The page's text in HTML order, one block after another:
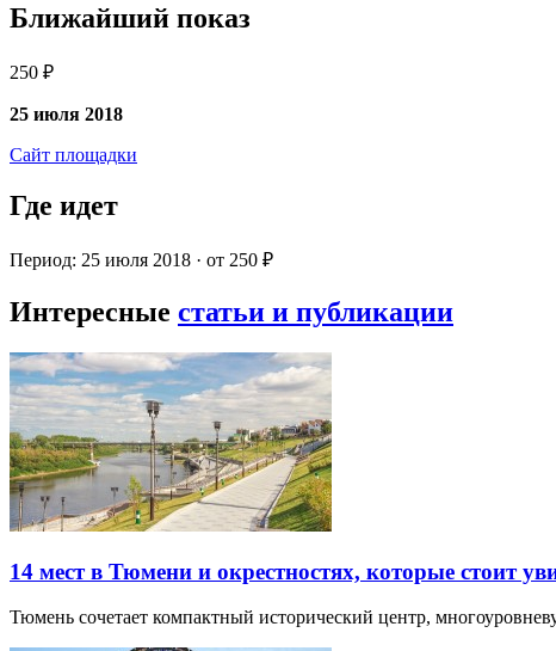
Ближайший показ
250 ₽
25 июля 2018
Сайт площадки
Где идет
Период: 25 июля 2018 · от 250 ₽
Интересные статьи и публикации
14 мест в Тюмени и окрестностях, которые стоит
Тюмень сочетает компактный исторический центр,